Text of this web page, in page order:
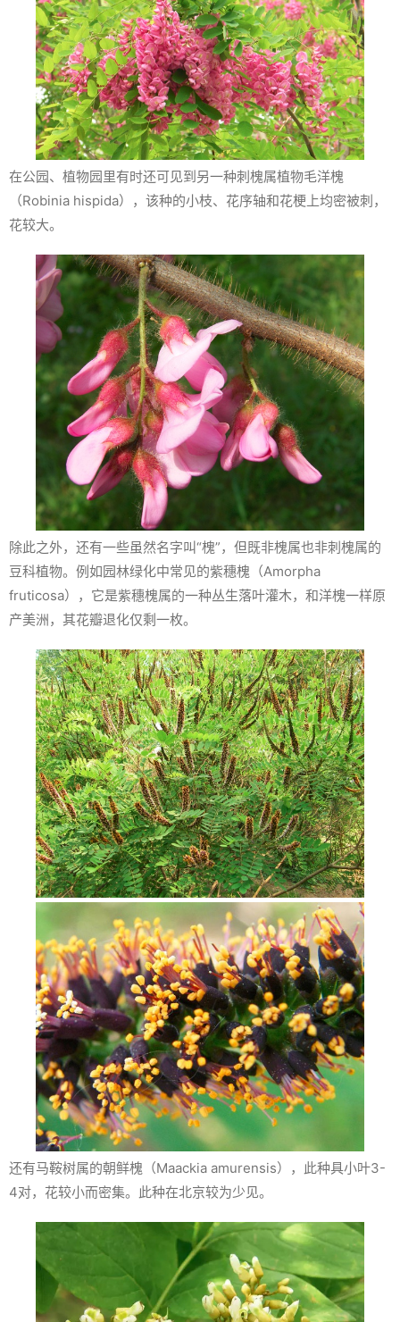
在公园、植物园里有时还可见到另一种刺槐属植物毛洋槐
（Robinia hispida），该种的小枝、花序轴和花梗上均密被刺，
花较大。
除此之外，还有一些虽然名字叫“槐”，但既非槐属也非刺槐属的
豆科植物。例如园林绿化中常见的紫穗槐（Amorpha
fruticosa），它是紫穗槐属的一种丛生落叶灌木，和洋槐一样原
产美洲，其花瓣退化仅剩一枚。
还有马鞍树属的朝鲜槐（Maackia amurensis），此种具小叶3-
4对，花较小而密集。此种在北京较为少见。